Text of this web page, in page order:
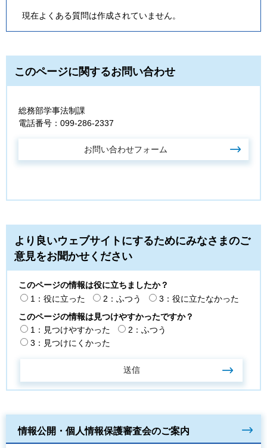
現在よくある質問は作成されていません。
このページに関するお問い合わせ
総務部学事法制課
電話番号：099-286-2337
より良いウェブサイトにするためにみなさまのご
意見をお聞かせください
このページの情報は役に立ちましたか？
1：役に立った
2：ふつう
3：役に立たなかった
このページの情報は見つけやすかったですか？
1：見つけやすかった
2：ふつう
3：見つけにくかった
情報公開・個人情報保護審査会のご案内